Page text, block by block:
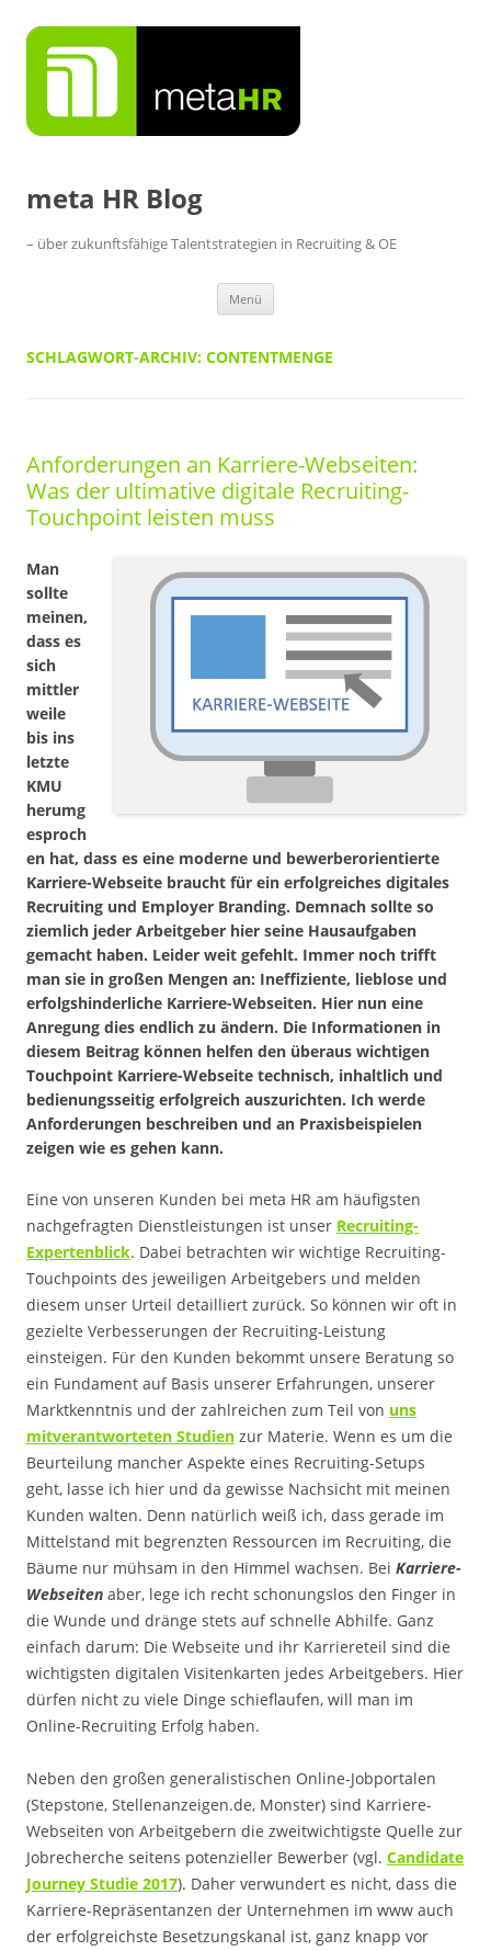
Inhalt
springen
meta HR Blog
– über zukunftsfähige Talentstrategien in Recruiting & OE
Menü
SCHLAGWORT-ARCHIV: CONTENTMENGE
Anforderungen an Karriere-Webseiten:
Was der ultimative digitale Recruiting-
Touchpoint leisten muss
Man
sollte
meinen,
dass es
sich
mittler
weile
bis ins
letzte
KMU
herumg
esproch
en hat, dass es eine moderne und bewerberorientierte
Karriere-Webseite braucht für ein erfolgreiches digitales
Recruiting und Employer Branding. Demnach sollte so
ziemlich jeder Arbeitgeber hier seine Hausaufgaben
gemacht haben. Leider weit gefehlt. Immer noch trifft
man sie in großen Mengen an: Ineffiziente, lieblose und
erfolgshinderliche Karriere-Webseiten. Hier nun eine
Anregung dies endlich zu ändern. Die Informationen in
diesem Beitrag können helfen den überaus wichtigen
Touchpoint Karriere-Webseite technisch, inhaltlich und
bedienungsseitig erfolgreich auszurichten. Ich werde
Anforderungen beschreiben und an Praxisbeispielen
zeigen wie es gehen kann.
Eine von unseren Kunden bei meta HR am häufigsten
nachgefragten Dienstleistungen ist unser Recruiting-
Expertenblick. Dabei betrachten wir wichtige Recruiting-
Touchpoints des jeweiligen Arbeitgebers und melden
diesem unser Urteil detailliert zurück. So können wir oft in
gezielte Verbesserungen der Recruiting-Leistung
einsteigen. Für den Kunden bekommt unsere Beratung so
ein Fundament auf Basis unserer Erfahrungen, unserer
Marktkenntnis und der zahlreichen zum Teil von uns
mitverantworteten Studien zur Materie. Wenn es um die
Beurteilung mancher Aspekte eines Recruiting-Setups
geht, lasse ich hier und da gewisse Nachsicht mit meinen
Kunden walten. Denn natürlich weiß ich, dass gerade im
Mittelstand mit begrenzten Ressourcen im Recruiting, die
Bäume nur mühsam in den Himmel wachsen. Bei Karriere-
Webseiten aber, lege ich recht schonungslos den Finger in
die Wunde und dränge stets auf schnelle Abhilfe. Ganz
einfach darum: Die Webseite und ihr Karriereteil sind die
wichtigsten digitalen Visitenkarten jedes Arbeitgebers. Hier
dürfen nicht zu viele Dinge schieflaufen, will man im
Online-Recruiting Erfolg haben.
Neben den großen generalistischen Online-Jobportalen
(Stepstone, Stellenanzeigen.de, Monster) sind Karriere-
Webseiten von Arbeitgebern die zweitwichtigste Quelle zur
Jobrecherche seitens potenzieller Bewerber (vgl. Candidate
Journey Studie 2017). Daher verwundert es nicht, dass die
Karriere-Repräsentanzen der Unternehmen im www auch
der erfolgreichste Besetzungskanal ist, ganz knapp vor